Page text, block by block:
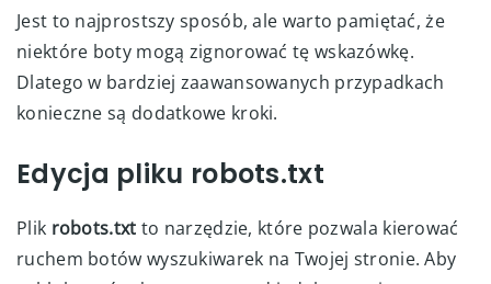
Jest to najprostszy sposób, ale warto pamiętać, że
niektóre boty mogą zignorować tę wskazówkę.
Dlatego w bardziej zaawansowanych przypadkach
konieczne są dodatkowe kroki.
Edycja pliku robots.txt
Plik robots.txt to narzędzie, które pozwala kierować
ruchem botów wyszukiwarek na Twojej stronie. Aby